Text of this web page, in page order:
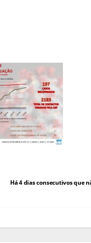
Há 4 dias consecutivos que